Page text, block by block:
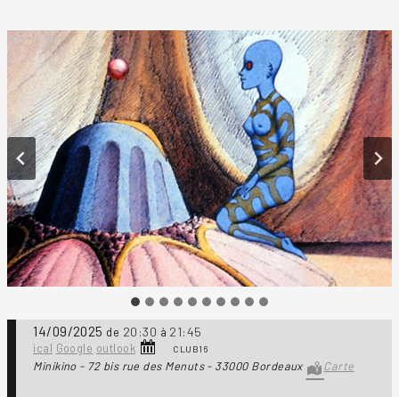
14/09/2025 de 20:30 à 21:45
ical Google outlook CLUB16
Minikino - 72 bis rue des Menuts - 33000 Bordeaux Carte